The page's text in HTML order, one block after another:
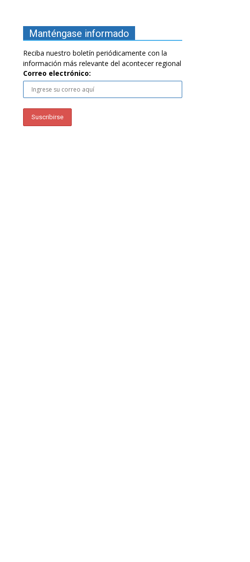
Manténgase informado
Reciba nuestro boletín periódicamente con la
información más relevante del acontecer regional
Correo electrónico: